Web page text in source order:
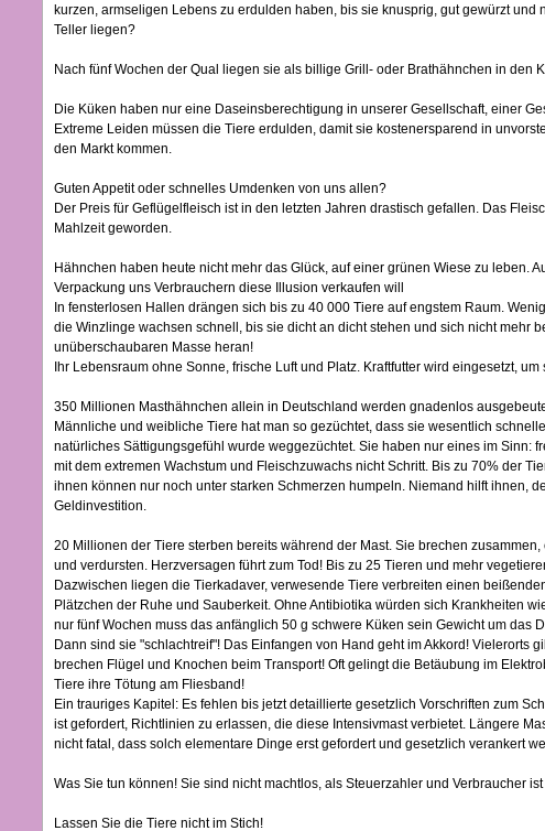
kurzen, armseligen Lebens zu erdulden haben, bis sie knusprig, gut gewürzt und
Teller liegen?
Nach fünf Wochen der Qual liegen sie als billige Grill- oder Brathähnchen in den
Die Küken haben nur eine Daseinsberechtigung in unserer Gesellschaft, einer
Extreme Leiden müssen die Tiere erdulden, damit sie kostenersparend in
den Markt kommen.
Guten Appetit oder schnelles Umdenken von uns allen?
Der Preis für Geflügelfleisch ist in den letzten Jahren drastisch gefallen. Das
Mahlzeit geworden.
Hähnchen haben heute nicht mehr das Glück, auf einer grünen Wiese zu leben.
Verpackung uns Verbrauchern diese Illusion verkaufen will
In fensterlosen Hallen drängen sich bis zu 40 000 Tiere auf engstem Raum.
die Winzlinge wachsen schnell, bis sie dicht an dicht stehen und sich nicht mehr
unüberschaubaren Masse heran!
Ihr Lebensraum ohne Sonne, frische Luft und Platz. Kraftfutter wird eingesetzt,
350 Millionen Masthähnchen allein in Deutschland werden gnadenlos
Männliche und weibliche Tiere hat man so gezüchtet, dass sie wesentlich
natürliches Sättigungsgefühl wurde weggezüchtet. Sie haben nur eines im Sinn:
mit dem extremen Wachstum und Fleischzuwachs nicht Schritt. Bis zu 70% der
ihnen können nur noch unter starken Schmerzen humpeln. Niemand hilft ihnen,
Geldinvestition.
20 Millionen der Tiere sterben bereits während der Mast. Sie brechen
und verdursten. Herzversagen führt zum Tod! Bis zu 25 Tieren und mehr
Dazwischen liegen die Tierkadaver, verwesende Tiere verbreiten einen
Plätzchen der Ruhe und Sauberkeit. Ohne Antibiotika würden sich Krankheiten
nur fünf Wochen muss das anfänglich 50 g schwere Küken sein Gewicht um das
Dann sind sie "schlachtreif"! Das Einfangen von Hand geht im Akkord! Vielerorts
brechen Flügel und Knochen beim Transport! Oft gelingt die Betäubung im
Tiere ihre Tötung am Fliesband!
Ein trauriges Kapitel: Es fehlen bis jetzt detaillierte gesetzlich Vorschriften zum
ist gefordert, Richtlinien zu erlassen, die diese Intensivmast verbietet. Längere
nicht fatal, dass solch elementare Dinge erst gefordert und gesetzlich verankert
Was Sie tun können! Sie sind nicht machtlos, als Steuerzahler und Verbraucher
Lassen Sie die Tiere nicht im Stich!